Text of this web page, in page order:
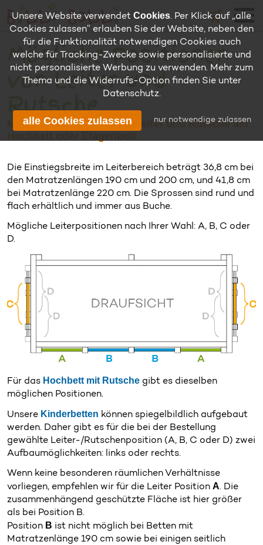
🛒
Mögliche Positionen
von Leiter und
Rutsche
Mögliche Positionen von Leiter und Rutsche am
Die Einstiegsbreite im Leiterbereich beträgt 36,8 cm bei
den Matratzenlängen 190 cm und 200 cm, und 41,8 cm
bei Matratzenlänge 220 cm. Die Sprossen sind rund und
flach erhältlich und immer aus Buche.
Mögliche Leiterpositionen nach Ihrer Wahl: A, B, C oder
D.
Für das Hochbett mit Rutschegibt es dieselben
möglichen Positionen.
Unsere Kinderbetten können spiegelbildlich aufgebaut
werden. Daher gibt es für die bei der Bestellung
gewählte Leiter-/Rutschenposition (A, B, C oder D) zwei
Aufbaumöglichkeiten: links oder rechts.
Wenn keine besonderen räumlichen Verhältnisse
vorliegen, empfehlen wir für die Leiter Position A. Die
zusammenhängend geschützte Fläche ist hier größer
als bei Position B.
Position B ist nicht möglich bei Betten mit
Matratzenlänge 190 cm sowie bei einigen seitlich
Unsere Website verwendet Cookies. Per Klick auf „alle
Cookies zulassen“ erlauben Sie der Website, neben den
für die Funktionalität notwendigen Cookies auch
welche für Tracking-Zwecke sowie personalisierte und
nicht personalisierte Werbung zu verwenden. Mehr zum
Thema und die Widerrufs-Option finden Sie unter
Datenschutz.
alle Cookies zulassen nur notwendige zulassen